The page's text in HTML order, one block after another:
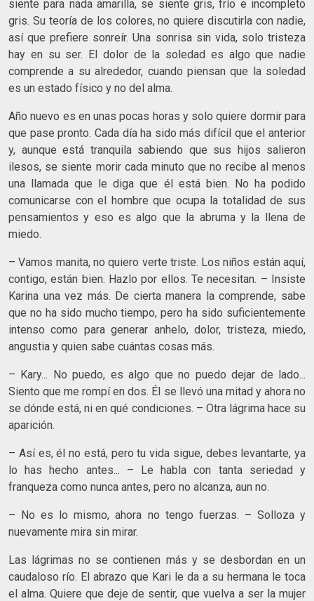
siente para nada amarilla, se siente gris, frío e incompleto
gris. Su teoría de los colores, no quiere discutirla con nadie,
así que prefiere sonreír. Una sonrisa sin vida, solo tristeza
hay en su ser. El dolor de la soledad es algo que nadie
comprende a su alrededor, cuando piensan que la soledad
es un estado físico y no del alma.
Año nuevo es en unas pocas horas y solo quiere dormir para
que pase pronto. Cada día ha sido más difícil que el anterior
y, aunque está tranquila sabiendo que sus hijos salieron
ilesos, se siente morir cada minuto que no recibe al menos
una llamada que le diga que él está bien. No ha podido
comunicarse con el hombre que ocupa la totalidad de sus
pensamientos y eso es algo que la abruma y la llena de
miedo.
– Vamos manita, no quiero verte triste. Los niños están aquí,
contigo, están bien. Hazlo por ellos. Te necesitan. – Insiste
Karina una vez más. De cierta manera la comprende, sabe
que no ha sido mucho tiempo, pero ha sido suficientemente
intenso como para generar anhelo, dolor, tristeza, miedo,
angustia y quien sabe cuántas cosas más.
– Kary... No puedo, es algo que no puedo dejar de lado...
Siento que me rompí en dos. Él se llevó una mitad y ahora no
se dónde está, ni en qué condiciones. – Otra lágrima hace su
aparición.
– Así es, él no está, pero tu vida sigue, debes levantarte, ya
lo has hecho antes... – Le habla con tanta seriedad y
franqueza como nunca antes, pero no alcanza, aun no.
– No es lo mismo, ahora no tengo fuerzas. – Solloza y
nuevamente mira sin mirar.
Las lágrimas no se contienen más y se desbordan en un
caudaloso río. El abrazo que Kari le da a su hermana le toca
el alma. Quiere que deje de sentir, que vuelva a ser la mujer